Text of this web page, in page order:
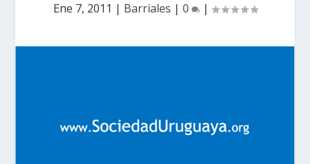
Ene 7, 2011 | Barriales | 0 |